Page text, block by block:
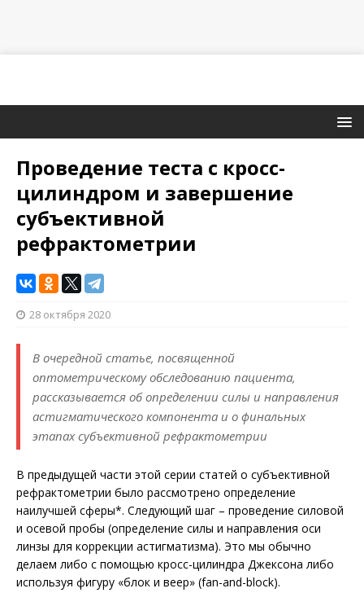
Проведение теста с кросс-
цилиндром и завершение
субъективной
рефрактометрии
28 октября 2020
В очередной статье, посвященной
оптометрическому обследованию пациента,
рассказывается об определении силы и направления
астигматического компонента и о финальных
этапах субъективной рефрактометрии
В предыдущей части этой серии статей о субъективной
рефрактометрии было рассмотрено определение
наилучшей сферы*. Следующий шаг – проведение силовой
и осевой пробы (определение силы и направления оси
линзы для коррекции астигматизма). Это мы обычно
делаем либо с помощью кросс-цилиндра Джексона либо
используя фигуру «блок и веер» (fan-and-block).